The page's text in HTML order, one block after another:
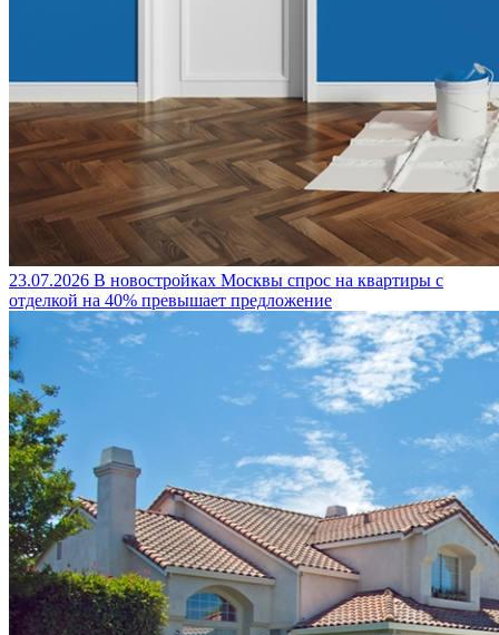
23.07.2026 В новостройках Москвы спрос на квартиры с
отделкой на 40% превышает предложение